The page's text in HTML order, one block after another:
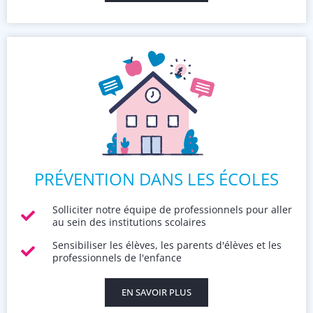
PRÉVENTION DANS LES ÉCOLES
Solliciter notre équipe de professionnels pour aller
au sein des institutions scolaires
Sensibiliser les élèves, les parents d'élèves et les
professionnels de l'enfance
EN SAVOIR PLUS